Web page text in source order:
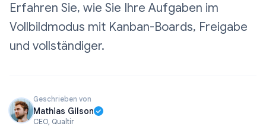
Erfahren Sie, wie Sie Ihre Aufgaben im
Vollbildmodus mit Kanban-Boards, Freigabe
und vollständiger.
Geschrieben von
Mathias Gilson
CEO, Qualtir